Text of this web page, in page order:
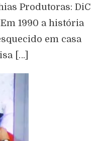
Produtoras: DiC
1990 a história
em casa
[…]